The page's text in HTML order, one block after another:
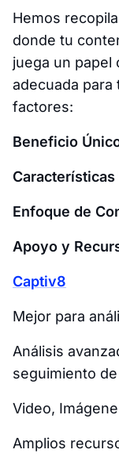
Hemos
donde tu
juega un papel
adecuada para
factores:
Beneficio
Enfoque de
Apoyo y
Captiv8
Mejor para
Análisis
seguimiento
Video,
Amplios